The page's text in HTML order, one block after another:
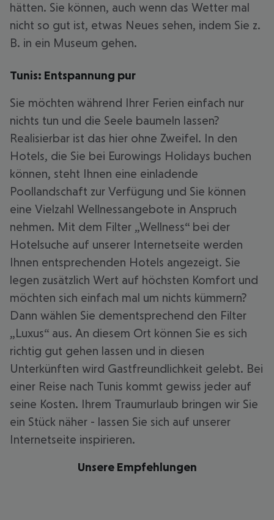
hätten. Sie können, auch wenn das Wetter mal
nicht so gut ist, etwas Neues sehen, indem Sie z.
B. in ein Museum gehen.
Tunis: Entspannung pur
Sie möchten während Ihrer Ferien einfach nur
nichts tun und die Seele baumeln lassen?
Realisierbar ist das hier ohne Zweifel. In den
Hotels, die Sie bei Eurowings Holidays buchen
können, steht Ihnen eine einladende
Poollandschaft zur Verfügung und Sie können
eine Vielzahl Wellnessangebote in Anspruch
nehmen. Mit dem Filter „Wellness“ bei der
Hotelsuche auf unserer Internetseite werden
Ihnen entsprechenden Hotels angezeigt. Sie
legen zusätzlich Wert auf höchsten Komfort und
möchten sich einfach mal um nichts kümmern?
Dann wählen Sie dementsprechend den Filter
„Luxus“ aus. An diesem Ort können Sie es sich
richtig gut gehen lassen und in diesen
Unterkünften wird Gastfreundlichkeit gelebt. Bei
einer Reise nach Tunis kommt gewiss jeder auf
seine Kosten. Ihrem Traumurlaub bringen wir Sie
ein Stück näher - lassen Sie sich auf unserer
Internetseite inspirieren.
Unsere Empfehlungen